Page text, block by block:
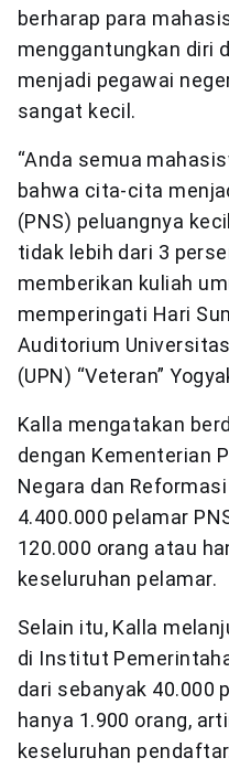
berharap para
menggantungkan diri
menjadi pegawai
sangat kecil.
“Anda semua
bahwa cita-cita
(PNS) peluangnya
tidak lebih dari 3
memberikan kuliah
memperingati Hari
Auditorium
(UPN) “Veteran”
Kalla mengatakan
dengan Kementerian
Negara dan
4.400.000 pelamar
120.000 orang atau
keseluruhan pelamar.
Selain itu, Kalla
di Institut
dari sebanyak 40.000
hanya 1.900 orang,
keseluruhan